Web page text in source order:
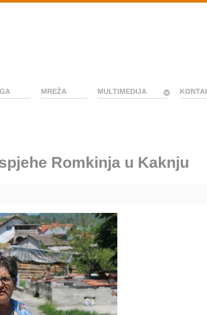
MREŽA MULTIMEDIJA
Romkinja u Kaknju